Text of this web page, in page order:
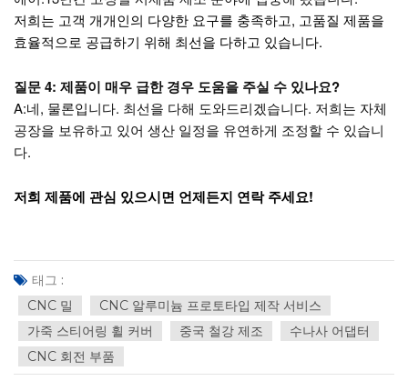
저희는 고객 개개인의 다양한 요구를 충족하고, 고품질 제품을
효율적으로 공급하기 위해 최선을 다하고 있습니다.
질문 4: 제품이 매우 급한 경우 도움을 주실 수 있나요?
A:네, 물론입니다. 최선을 다해 도와드리겠습니다. 저희는 자체
공장을 보유하고 있어 생산 일정을 유연하게 조정할 수 있습니
다.
저희 제품에 관심 있으시면 언제든지 연락 주세요!
태그 :
CNC 밀
CNC 알루미늄 프로토타입 제작 서비스
가죽 스티어링 휠 커버
중국 철강 제조
수나사 어댑터
CNC 회전 부품